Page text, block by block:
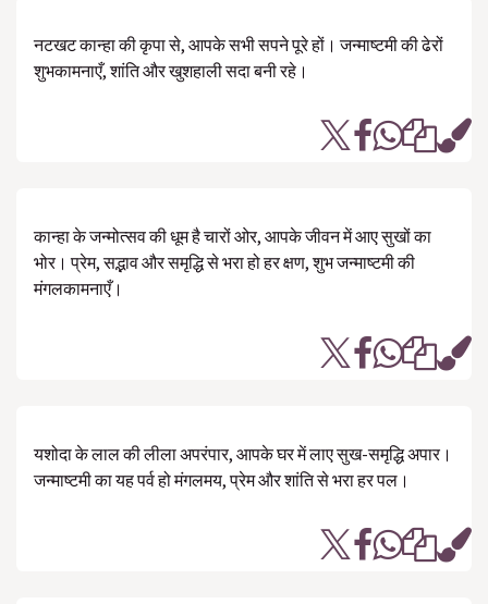
नटखट कान्हा की कृपा से, आपके सभी सपने पूरे हों। जन्माष्टमी की ढेरों
शुभकामनाएँ, शांति और खुशहाली सदा बनी रहे।
कान्हा के जन्मोत्सव की धूम है चारों ओर, आपके जीवन में आए सुखों का
भोर। प्रेम, सद्भाव और समृद्धि से भरा हो हर क्षण, शुभ जन्माष्टमी की
मंगलकामनाएँ।
यशोदा के लाल की लीला अपरंपार, आपके घर में लाए सुख-समृद्धि अपार।
जन्माष्टमी का यह पर्व हो मंगलमय, प्रेम और शांति से भरा हर पल।